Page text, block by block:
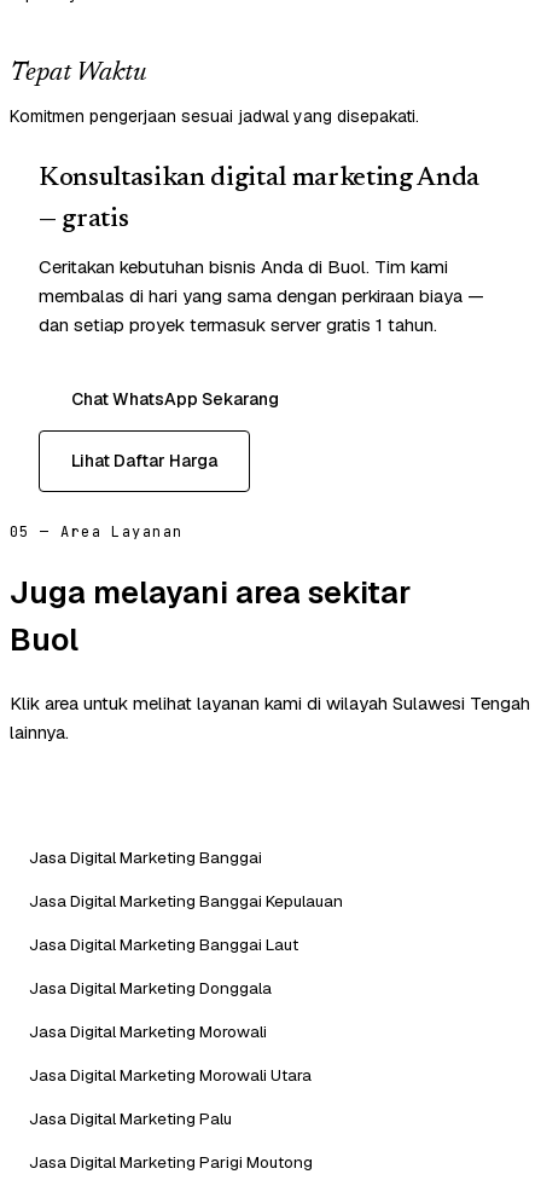
Tepat Waktu
Komitmen pengerjaan sesuai jadwal yang disepakati.
Konsultasikan digital marketing Anda
— gratis
Ceritakan kebutuhan bisnis Anda di Buol. Tim kami
membalas di hari yang sama dengan perkiraan biaya —
dan setiap proyek termasuk server gratis 1 tahun.
Chat WhatsApp Sekarang
Lihat Daftar Harga
05 — Area Layanan
Juga melayani area sekitar
Buol
Klik area untuk melihat layanan kami di wilayah Sulawesi Tengah
lainnya.
Jasa Digital Marketing Banggai
Jasa Digital Marketing Banggai Kepulauan
Jasa Digital Marketing Banggai Laut
Jasa Digital Marketing Donggala
Jasa Digital Marketing Morowali
Jasa Digital Marketing Morowali Utara
Jasa Digital Marketing Palu
Jasa Digital Marketing Parigi Moutong